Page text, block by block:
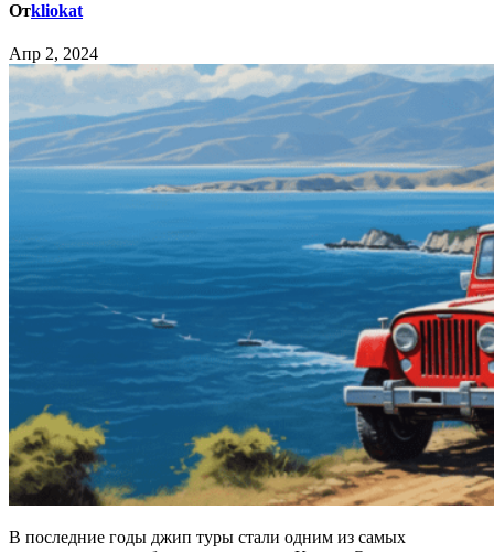
Отkliokat
Апр 2, 2024
В последние годы джип туры стали одним из самых